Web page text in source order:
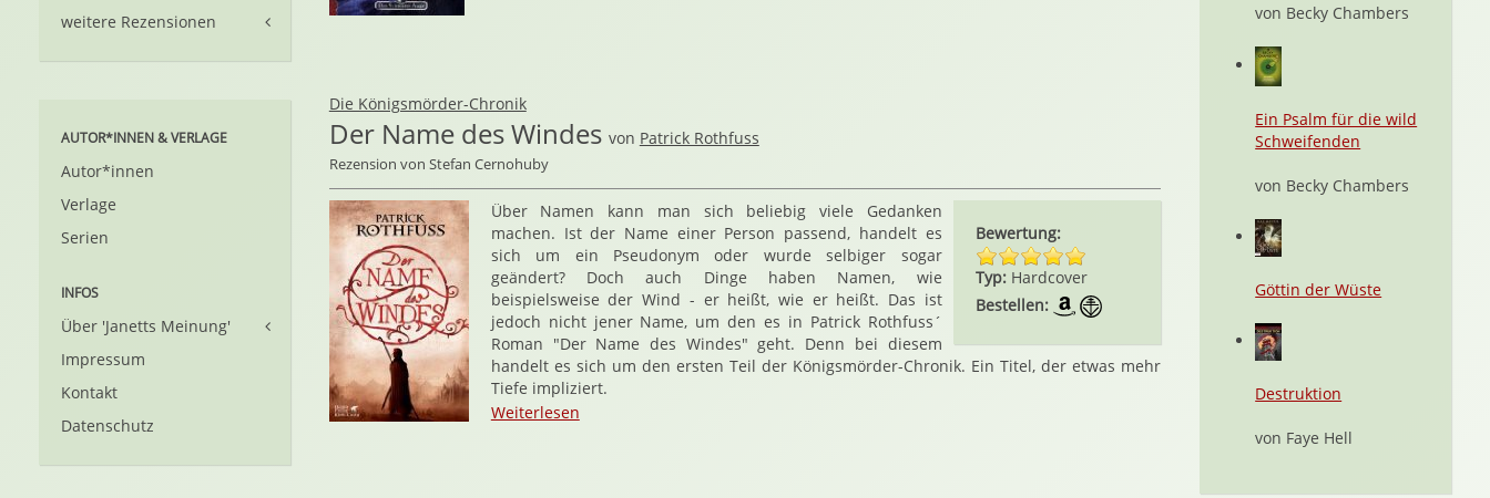
Die Königsmörder-Chronik
Der Name des Windes von Patrick Rothfuss
Rezension von Stefan Cernohuby
Bewertung:
Typ: Hardcover
Bestellen:
Über Namen kann man sich beliebig viele Gedanken
machen. Ist der Name einer Person passend, handelt es
sich um ein Pseudonym oder wurde selbiger sogar
geändert? Doch auch Dinge haben Namen, wie
beispielsweise der Wind - er heißt, wie er heißt. Das ist
jedoch nicht jener Name, um den es in Patrick Rothfuss´
Roman "Der Name des Windes" geht. Denn bei diesem
handelt es sich um den ersten Teil der Königsmörder-Chronik. Ein Titel, der etwas mehr
Tiefe impliziert.
Weiterlesen
weitere Rezensionen
AUTOR*INNEN & VERLAGE
Autor*innen
Verlage
Serien
INFOS
Über 'Janetts Meinung'
Impressum
Kontakt
Datenschutz
von Becky Chambers
Ein Psalm für die wild
Schweifenden
von Becky Chambers
Göttin der Wüste
Destruktion
von Faye Hell